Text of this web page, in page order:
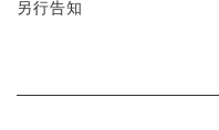
另行告知